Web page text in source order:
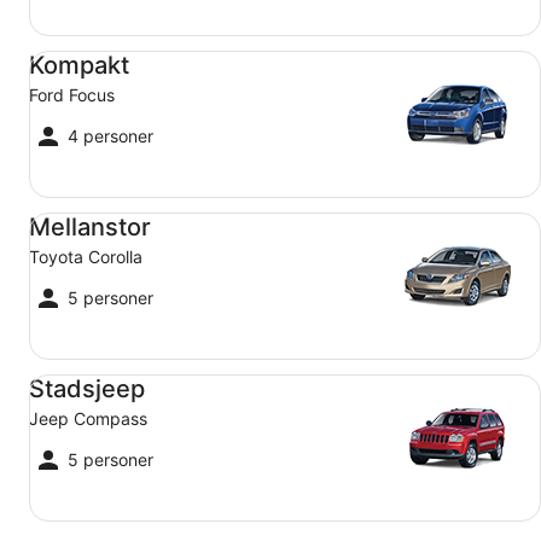
Kompakt
Ford Focus
4 personer
Kompakt Ford Focus
Mellanstor
Toyota Corolla
5 personer
Mellanstor Toyota Corolla
Stadsjeep
Jeep Compass
5 personer
Stadsjeep Jeep Compass